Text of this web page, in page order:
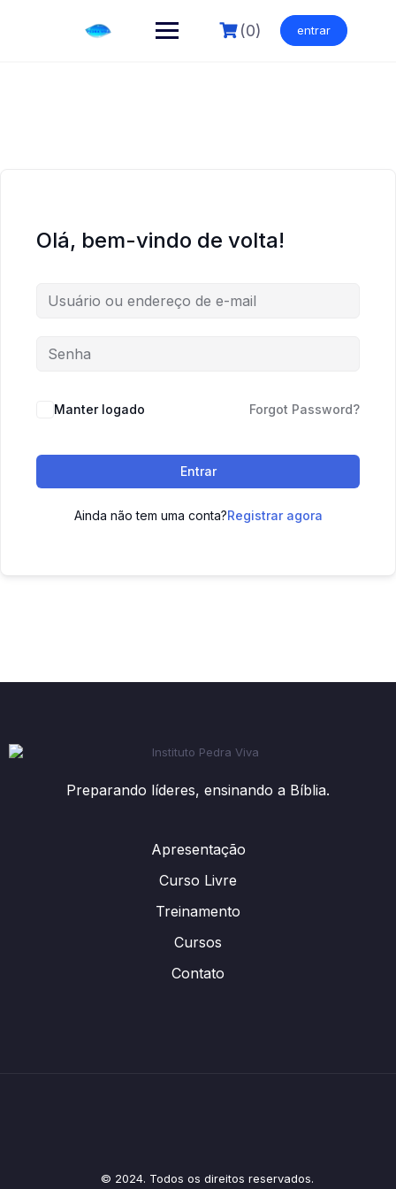
(0) entrar
Olá, bem-vindo de volta!
Manter logado Forgot Password?
Entrar
Ainda não tem uma conta?Registrar agora
Preparando líderes, ensinando a Bíblia.
Apresentação
Curso Livre
Treinamento
Cursos
Contato
© 2024. Todos os direitos reservados.